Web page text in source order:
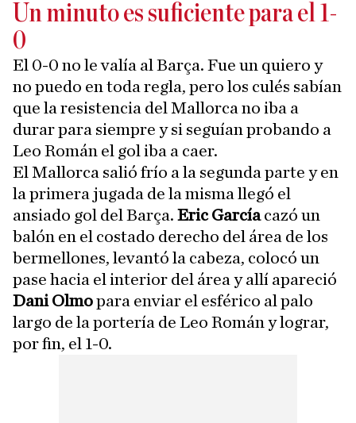
Un minuto es suficiente para el 1-
0
El 0-0 no le valía al Barça. Fue un quiero y
no puedo en toda regla, pero los culés sabían
que la resistencia del Mallorca no iba a
durar para siempre y si seguían probando a
Leo Román el gol iba a caer.
El Mallorca salió frío a la segunda parte y en
la primera jugada de la misma llegó el
ansiado gol del Barça. Eric Garcíacazó un
balón en el costado derecho del área de los
bermellones, levantó la cabeza, colocó un
pase hacia el interior del área y allí apareció
Dani Olmopara enviar el esférico al palo
largo de la portería de Leo Román y lograr,
por fin, el 1-0.